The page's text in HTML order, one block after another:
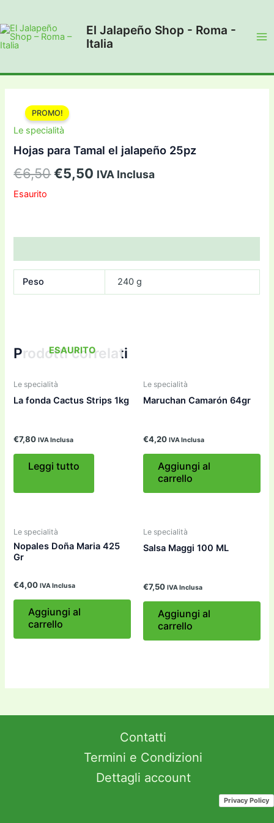
al
contenuto
El Jalapeño Shop - Roma -
Italia
PROMO!
Le specialità
Hojas para Tamal el jalapeño 25pz
€6,50Il
era:
€6,50.
€5,50 Il
è:
€5,50.
IVA Inclusa
Esaurito
Peso 240 g
Prodotti correlati
ESAURITO
Le specialità
La fonda Cactus Strips 1kg
€7,80 IVA Inclusa
Leggi tutto
Le specialità
Maruchan Camarón 64gr
€4,20 IVA Inclusa
Aggiungi al
carrello
Le specialità
Nopales Doña Maria 425
Gr
€4,00 IVA Inclusa
Aggiungi al
carrello
Le specialità
Salsa Maggi 100 ML
€7,50 IVA Inclusa
Aggiungi al
carrello
Contatti
Termini e Condizioni
Dettagli account
Privacy Policy